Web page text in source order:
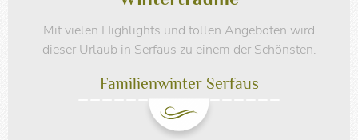
Mit vielen Highlights und tollen Angeboten wird
dieser Urlaub in Serfaus zu einem der Schönsten.
Familienwinter Serfaus